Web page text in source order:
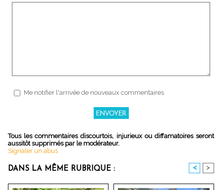
Me notifier l'arrivée de nouveaux commentaires
Tous les commentaires discourtois, injurieux ou diffamatoires seront
aussitôt supprimés par le modérateur.
Signaler un abus
DANS LA MÊME RUBRIQUE : < >